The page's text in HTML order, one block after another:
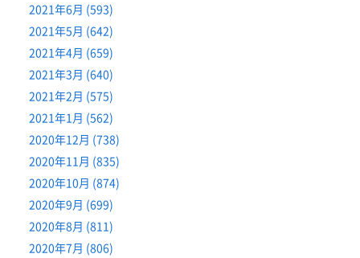
2021年6月 (593)
2021年5月 (642)
2021年4月 (659)
2021年3月 (640)
2021年2月 (575)
2021年1月 (562)
2020年12月 (738)
2020年11月 (835)
2020年10月 (874)
2020年9月 (699)
2020年8月 (811)
2020年7月 (806)